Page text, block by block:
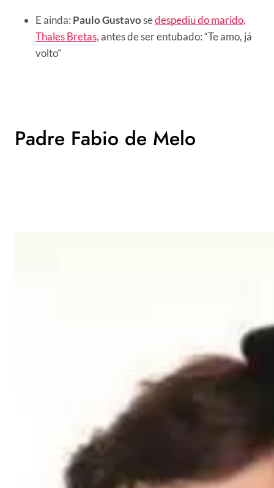
E ainda: Paulo Gustavosedespediu do marido,
Thales Bretas,antes de ser entubado: “Te amo, já
volto”
Padre Fabio de Melo